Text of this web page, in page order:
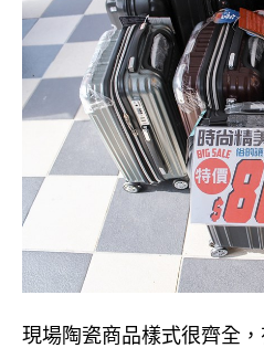
現場陶瓷商品樣式很齊全